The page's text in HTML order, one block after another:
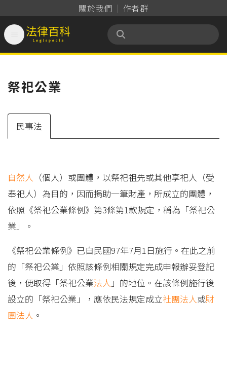
關於我們 作者群
法律百科 Legispedia
祭祀公業
民事法
自然人 （個人）或團體，以祭祀祖先或其他享祀人（受
奉祀人）為目的，因而捐助一筆財產，所成立的團體，
依照《祭祀公業條例》第3條第1款規定，稱為「祭祀公
業」。
《祭祀公業條例》已自民國97年7月1日施行。在此之前
的「祭祀公業」依照該條例相關規定完成申報辦妥登記
後，便取得「祭祀公業法人 」的地位。在該條例施行後
設立的「祭祀公業」，應依民法規定成立社團法人或財
團法人 。